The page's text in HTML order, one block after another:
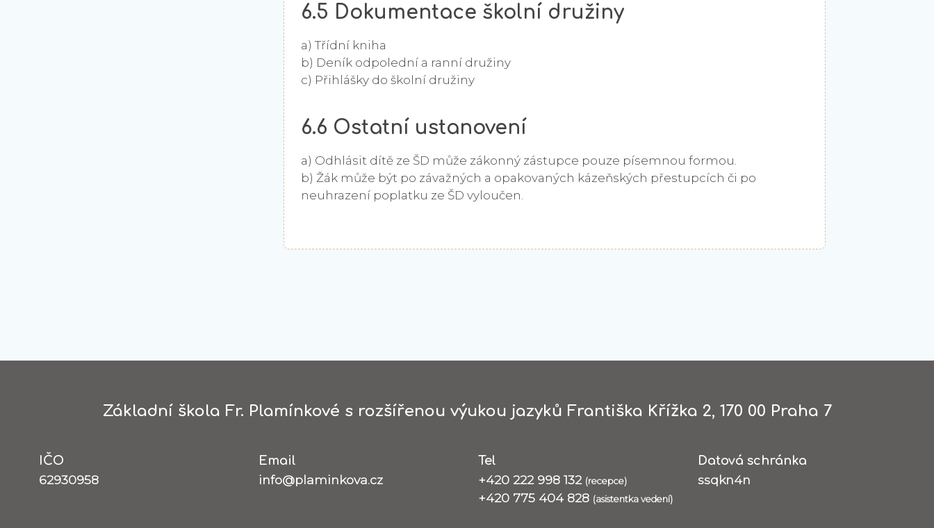
6.5 Dokumentace školní družiny
a) Třídní kniha
b) Deník odpolední a ranní družiny
c) Přihlášky do školní družiny
6.6 Ostatní ustanovení
a) Odhlásit dítě ze ŠD může zákonný zástupce pouze písemnou formou.
b) Žák může být po závažných a opakovaných kázeňských přestupcích či po
neuhrazení poplatku ze ŠD vyloučen.
Základní škola Fr. Plamínkové s rozšířenou výukou jazyků Františka Křížka 2, 170 00 Praha 7
IČO
62930958
Email
info@plaminkova.cz
Tel
+420 222 998 132 (recepce)
+420 775 404 828 (asistentka vedení)
Datová schránka
ssqkn4n